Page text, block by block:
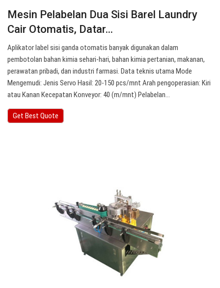
Mesin Pelabelan Dua Sisi Barel Laundry
Cair Otomatis, Datar…
Aplikator label sisi ganda otomatis banyak digunakan dalam
pembotolan bahan kimia sehari-hari, bahan kimia pertanian, makanan,
perawatan pribadi, dan industri farmasi. Data teknis utama Mode
Mengemudi: Jenis Servo Hasil: 20-150 pcs/mnt Arah pengoperasian: Kiri
atau Kanan Kecepatan Konveyor: 40 (m/mnt) Pelabelan…
Get Best Quote